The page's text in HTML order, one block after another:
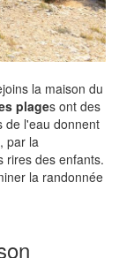
la maison du
plages ont des
de l'eau donnent
par la
rires des enfants.
la randonnée